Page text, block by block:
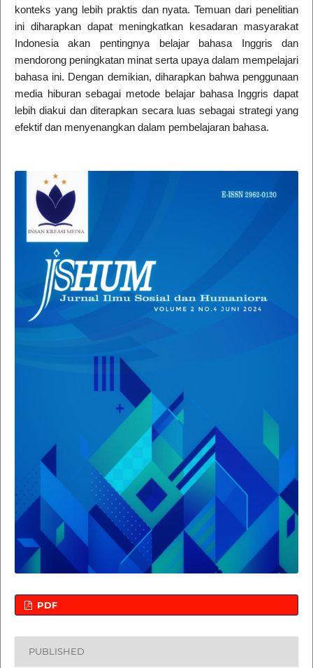
konteks yang lebih praktis dan nyata. Temuan dari penelitian
ini diharapkan dapat meningkatkan kesadaran masyarakat
Indonesia akan pentingnya belajar bahasa Inggris dan
mendorong peningkatan minat serta upaya dalam mempelajari
bahasa ini. Dengan demikian, diharapkan bahwa penggunaan
media hiburan sebagai metode belajar bahasa Inggris dapat
lebih diakui dan diterapkan secara luas sebagai strategi yang
efektif dan menyenangkan dalam pembelajaran bahasa.
PDF
PUBLISHED